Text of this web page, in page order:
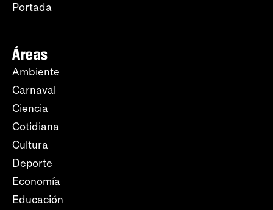
Portada
Áreas
Ambiente
Carnaval
Ciencia
Cotidiana
Cultura
Deporte
Economía
Educación